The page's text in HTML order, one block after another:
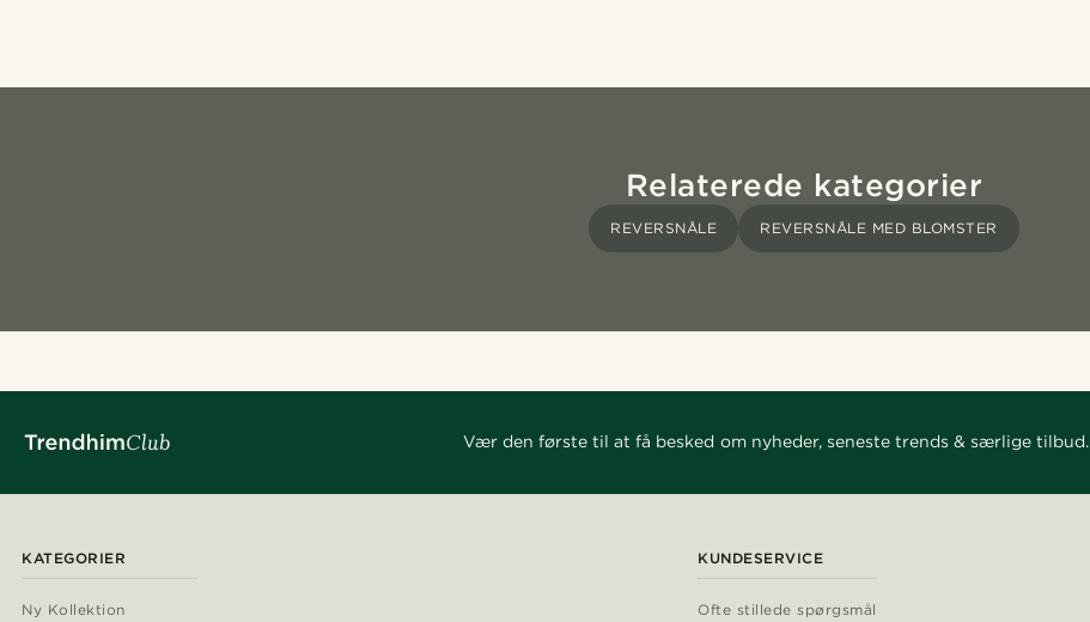
Relaterede kategorier
REVERSNÅLE REVERSNÅLE MED BLOMSTER
Vær den første til at få besked om nyheder, seneste trends & særlige tilbud.
KATEGORIER
Ny Kollektion
KUNDESERVICE
Ofte stillede spørgsmål